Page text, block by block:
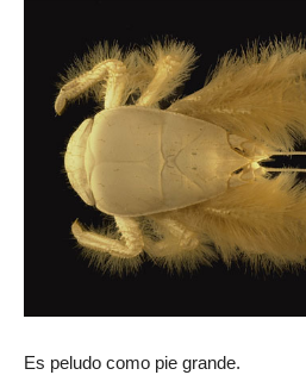
Es peludo como pie grande.